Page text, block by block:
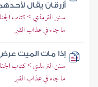
أزرقان يقال
سنن الترمذي > كتاب
ما جاء في عذاب القبر
إذا مات الميت
سنن الترمذي > كتاب
ما جاء في عذاب القبر